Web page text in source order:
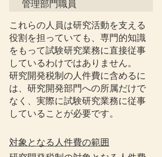
管理部門職員
これらの人員は研究活動を支える
役割を担っていても、専門的知識
をもって試験研究業務に直接従事
しているわけではありません。
研究開発税制の人件費に含めるに
は、研究開発部門への所属だけで
なく、実際に試験研究業務に従事
していることが必要です。
対象となる人件費の範囲